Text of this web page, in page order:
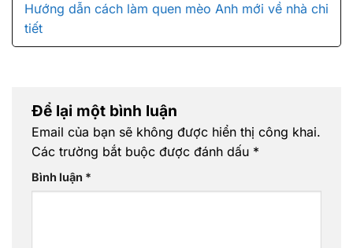
Hướng dẫn cách làm quen mèo Anh mới về nhà chi
tiết
Để lại một bình luận
Email của bạn sẽ không được hiển thị công khai.
Các trường bắt buộc được đánh dấu *
Bình luận *